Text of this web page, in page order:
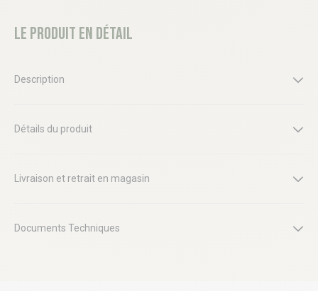
Le produit en détail
Description
Détails du produit
Livraison et retrait en magasin
Documents Techniques